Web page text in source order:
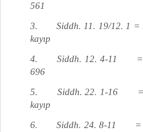
561
3. Siddh. 11.
kayıp
4. Siddh. 12. 4-
696
5. Siddh. 22. 1-16
kayıp
6. Siddh. 24.